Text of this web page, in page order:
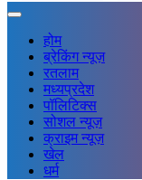
होम
ब्रेकिंग न्यूज़
रतलाम
मध्यप्रदेश
पॉलिटिक्स
सोशल न्यूज़
क्राइम न्यूज़
खेल
धर्म